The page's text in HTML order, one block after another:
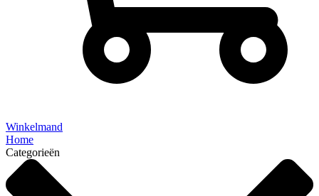
Winkelmand
Home
Categorieën